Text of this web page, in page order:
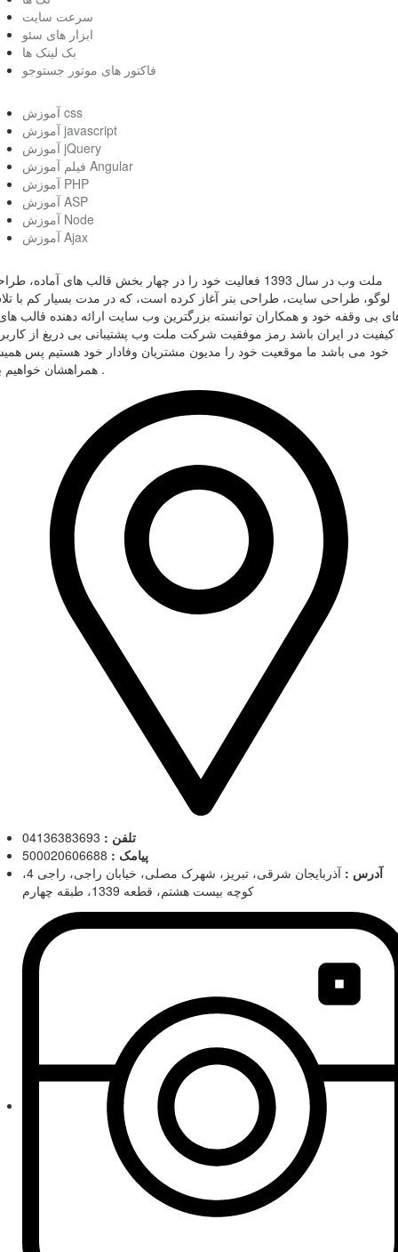
سرعت سایت
ابزار های سئو
بک لینک ها
فاکتور های موتور جستوجو
آموزش css
آموزش javascript
آموزش jQuery
فیلم آموزش Angular
آموزش PHP
آموزش ASP
آموزش Node
آموزش Ajax
ملت وب در سال 1393 فعالیت خود را در چهار بخش قالب های آماده،
لوگو، طراحی سایت، طراحی بنر آغاز کرده است، که در مدت بسیار کم با
بی وقفه خود و همکاران توانسته بزرگترین وب سایت ارائه دهنده قالب
کیفیت در ایران باشد رمز موفقیت شرکت ملت وب پشتیبانی بی دریغ از
خود می باشد ما موقعیت خود را مدیون مشتریان وفادار خود هستیم پس
همراهشان خواهیم بود .
تلفن :
پیامک :
آدرس :
آذربایجان شرقی، تبریز، شهرک مصلی، خیابان راجی، راجی 4،
کوچه بیست هشتم، قطعه 1339، طبقه چهارم